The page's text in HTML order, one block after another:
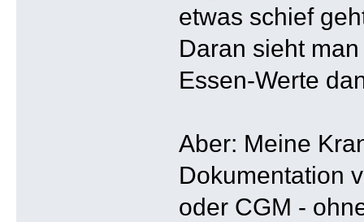
etwas schief
Daran sieht
Essen-Werte
Aber: Meine
Dokumentation
oder CGM -